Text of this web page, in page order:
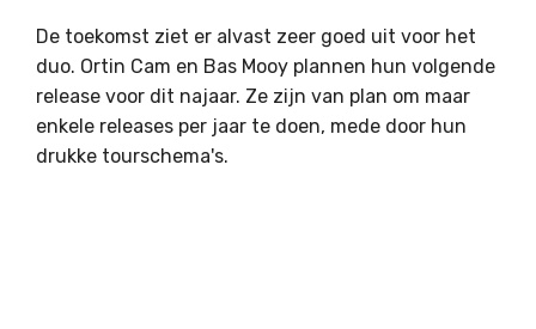
De toekomst ziet er alvast zeer goed uit voor het
duo. Ortin Cam en Bas Mooy plannen hun volgende
release voor dit najaar. Ze zijn van plan om maar
enkele releases per jaar te doen, mede door hun
drukke tourschema's.